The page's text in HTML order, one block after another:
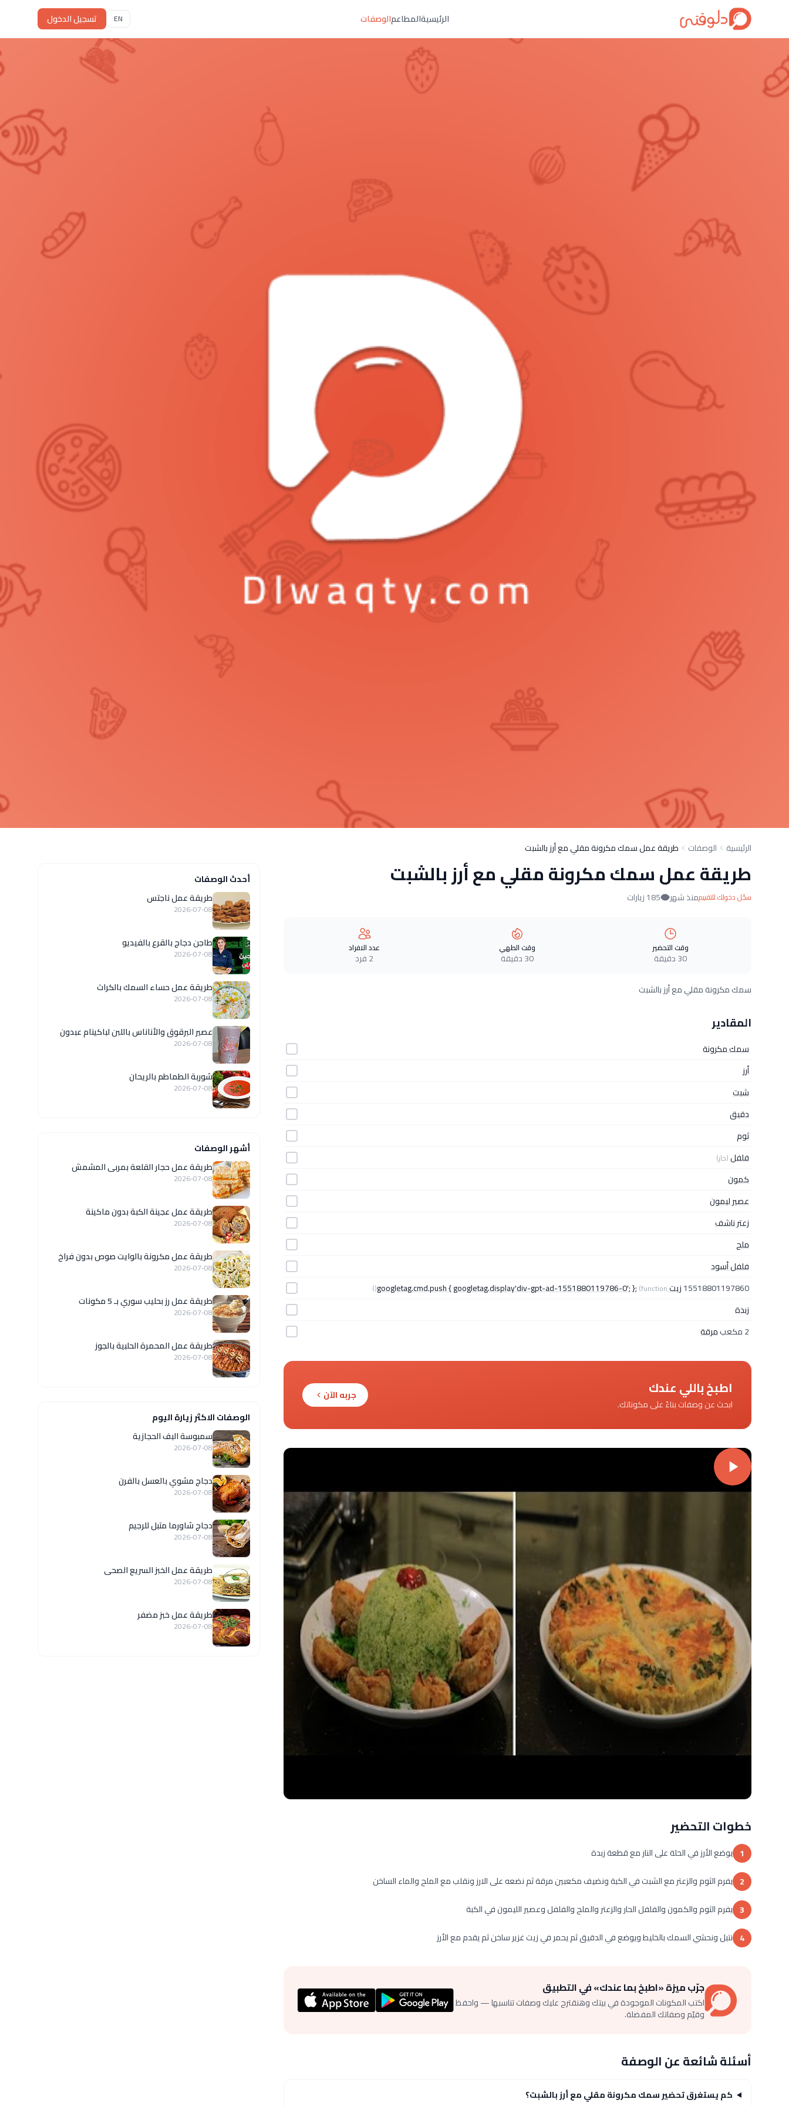
الرئيسيةالمطاعمالوصفات EN تسجيل الدخول
الرئيسية الوصفات طريقة عمل سمك مكرونة مقلي مع أرز بالشبت
طريقة عمل سمك مكرونة مقلي مع أرز بالشبت
سجّل دخولك للتقييممنذ شهر 185 زيارات
وقت التحضير
30 دقيقة
وقت الطهي
30 دقيقة
عدد الافراد
2 فرد
سمك مكرونة مقلي مع أرز بالشبت
المقادير
سمك مكرونة
أرز
شبت
دقيق
ثوم
فلفل(حار)
كمون
عصير ليمون
زعتر ناشف
ملح
فلفل أسود
15518801197860زيت googletag.cmd.push { googletag.display'div-gpt-ad-1551880119786-0'; };(function()
زبدة
2 مكعب
مرقة
اطبخ باللي عندك
ابحث عن وصفات بناءً على مكوناتك.
جربه الآن
خطوات التحضير
1 يوضع الأرز في الحلة على النار مع قطعة زبدة
2 يفرم الثوم والزعتر مع الشبت في الكبة ونضيف مكعبين مرقة ثم نضعه على الارز ونقلب مع الملح والماء الساخن
3 يفرم الثوم والكمون والفلفل الحار والزعتر والملح والفلفل وعصير الليمون في الكبة
4 نتبل ونحشي السمك بالخليط ويوضع في الدقيق ثم يحمر في زيت غزير ساخن ثم يقدم مع الأرز
جرّب ميزة «اطبخ بما عندك» في التطبيق
اكتب المكونات الموجودة في بيتك وهنقترح عليك وصفات تناسبها — واحفظ
وقيّم وصفاتك المفضلة.
أسئلة شائعة عن الوصفة
كم يستغرق تحضير سمك مكرونة مقلي مع أرز بالشبت؟
أحدث الوصفات
طريقة عمل ناجتس
2026-07-08
طاجن دجاج بالقرع بالفيديو
2026-07-08
طريقة عمل حساء السمك بالكراث
2026-07-08
عصير البرقوق والأناناس باللبن لباكينام عبدون
2026-07-08
شوربة الطماطم بالريحان
2026-07-08
أشهر الوصفات
طريقة عمل حجار القلعة بمربى المشمش
2026-07-08
طريقة عمل عجينة الكبة بدون ماكينة
2026-07-08
طريقة عمل مكرونة بالوايت صوص بدون فراخ
2026-07-08
طريقة عمل رز بحليب سوري بـ 5 مكونات
2026-07-08
طريقة عمل المحمرة الحلبية بالجوز
2026-07-08
الوصفات الاكثر زيارة اليوم
سمبوسة البف الحجازية
2026-07-08
دجاج مشوي بالعسل بالفرن
2026-07-08
دجاج شاورما متبل للرجيم
2026-07-08
طريقة عمل الخبز السريع الصحى
2026-07-08
طريقة عمل خبز مضفر
2026-07-08